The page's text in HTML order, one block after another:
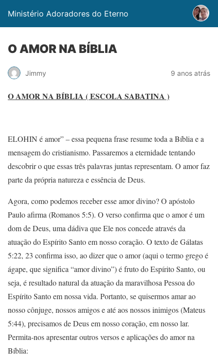
Ministério Adoradores do Eterno
O AMOR NA BÍBLIA
Jimmy 9 anos atrás
O AMOR NA BÍBLIA ( ESCOLA SABATINA )
ELOHIN é amor” – essa pequena frase resume toda a Bíblia e a
mensagem do cristianismo. Passaremos a eternidade tentando
descobrir o que essas três palavras juntas representam. O amor faz
parte da própria natureza e essência de Deus.
Agora, como podemos receber esse amor divino? O apóstolo
Paulo afirma (Romanos 5:5). O verso confirma que o amor é um
dom de Deus, uma dádiva que Ele nos concede através da
atuação do Espírito Santo em nosso coração. O texto de Gálatas
5:22, 23 confirma isso, ao dizer que o amor (aqui o termo grego é
ágape, que significa “amor divino”) é fruto do Espírito Santo, ou
seja, é resultado natural da atuação da maravilhosa Pessoa do
Espírito Santo em nossa vida. Portanto, se quisermos amar ao
nosso cônjuge, nossos amigos e até aos nossos inimigos (Mateus
5:44), precisamos de Deus em nosso coração, em nosso lar.
Permita-nos apresentar outros versos e aplicações do amor na
Bíblia: